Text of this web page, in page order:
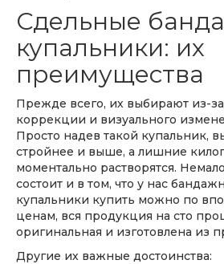
Сдельные
купальники: их
преимущества
Прежде всего, их выбирают из-
коррекции и визуального
Просто надев такой купальник,
стройнее и выше, а лишние
моментально растворятся.
состоит и в том, что у нас
купальники купить можно по
ценам, вся продукция на сто
оригинальная и изготовлена из
Другие их важные достоинства: